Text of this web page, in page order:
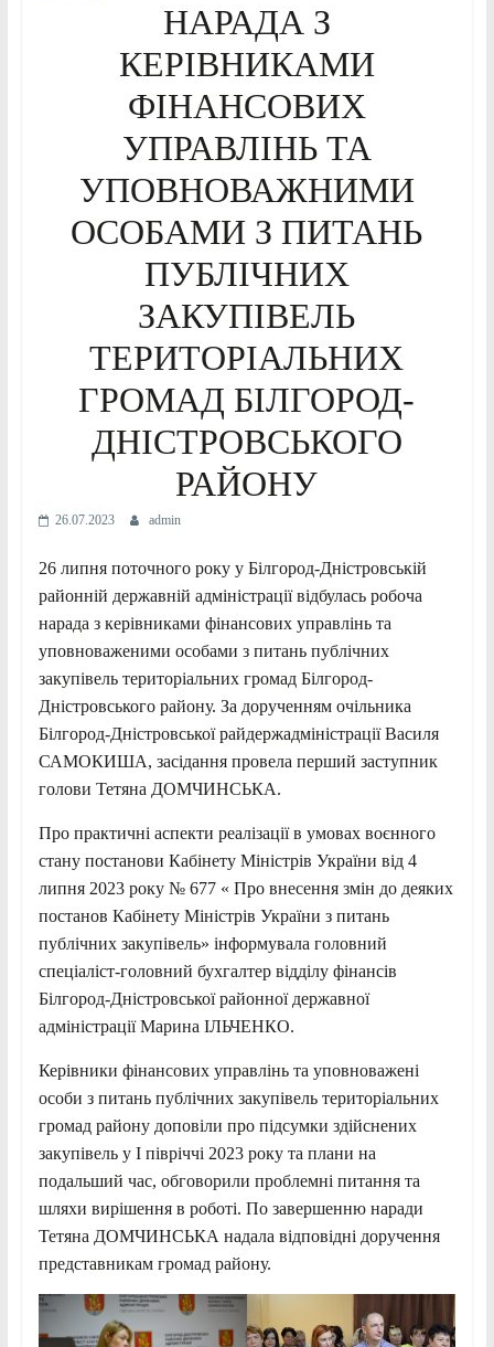
НАРАДА З
КЕРІВНИКАМИ
ФІНАНСОВИХ
УПРАВЛІНЬ ТА
УПОВНОВАЖНИМИ
ОСОБАМИ З ПИТАНЬ
ПУБЛІЧНИХ
ЗАКУПІВЕЛЬ
ТЕРИТОРІАЛЬНИХ
ГРОМАД БІЛГОРОД-
ДНІСТРОВСЬКОГО
РАЙОНУ
26.07.2023 admin
26 липня поточного року у Білгород-Дністровській
районній державній адміністрації відбулась робоча
нарада з керівниками фінансових управлінь та
уповноваженими особами з питань публічних
закупівель територіальних громад Білгород-
Дністровського району. За дорученням очільника
Білгород-Дністровської райдержадміністрації Василя
САМОКИША, засідання провела перший заступник
голови Тетяна ДОМЧИНСЬКА.
Про практичні аспекти реалізації в умовах воєнного
стану постанови Кабінету Міністрів України від 4
липня 2023 року № 677 « Про внесення змін до деяких
постанов Кабінету Міністрів України з питань
публічних закупівель» інформувала головний
спеціаліст-головний бухгалтер відділу фінансів
Білгород-Дністровської районної державної
адміністрації Марина ІЛЬЧЕНКО.
Керівники фінансових управлінь та уповноважені
особи з питань публічних закупівель територіальних
громад району доповіли про підсумки здійснених
закупівель у І півріччі 2023 року та плани на
подальший час, обговорили проблемні питання та
шляхи вирішення в роботі. По завершенню наради
Тетяна ДОМЧИНСЬКА надала відповідні доручення
представникам громад району.